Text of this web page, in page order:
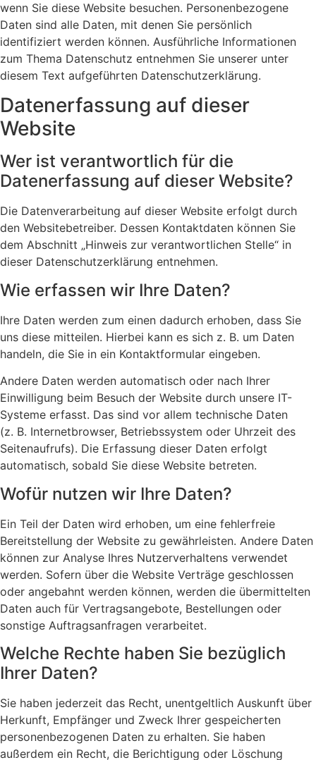
wenn Sie diese Website besuchen. Personenbezogene
Daten sind alle Daten, mit denen Sie persönlich
identifiziert werden können. Ausführliche Informationen
zum Thema Datenschutz entnehmen Sie unserer unter
diesem Text aufgeführten Datenschutzerklärung.
Datenerfassung auf dieser
Website
Wer ist verantwortlich für die
Datenerfassung auf dieser Website?
Die Datenverarbeitung auf dieser Website erfolgt durch
den Websitebetreiber. Dessen Kontaktdaten können Sie
dem Abschnitt „Hinweis zur verantwortlichen Stelle“ in
dieser Datenschutzerklärung entnehmen.
Wie erfassen wir Ihre Daten?
Ihre Daten werden zum einen dadurch erhoben, dass Sie
uns diese mitteilen. Hierbei kann es sich z. B. um Daten
handeln, die Sie in ein Kontaktformular eingeben.
Andere Daten werden automatisch oder nach Ihrer
Einwilligung beim Besuch der Website durch unsere IT-
Systeme erfasst. Das sind vor allem technische Daten
(z. B. Internetbrowser, Betriebssystem oder Uhrzeit des
Seitenaufrufs). Die Erfassung dieser Daten erfolgt
automatisch, sobald Sie diese Website betreten.
Wofür nutzen wir Ihre Daten?
Ein Teil der Daten wird erhoben, um eine fehlerfreie
Bereitstellung der Website zu gewährleisten. Andere Daten
können zur Analyse Ihres Nutzerverhaltens verwendet
werden. Sofern über die Website Verträge geschlossen
oder angebahnt werden können, werden die übermittelten
Daten auch für Vertragsangebote, Bestellungen oder
sonstige Auftragsanfragen verarbeitet.
Welche Rechte haben Sie bezüglich
Ihrer Daten?
Sie haben jederzeit das Recht, unentgeltlich Auskunft über
Herkunft, Empfänger und Zweck Ihrer gespeicherten
personenbezogenen Daten zu erhalten. Sie haben
außerdem ein Recht, die Berichtigung oder Löschung